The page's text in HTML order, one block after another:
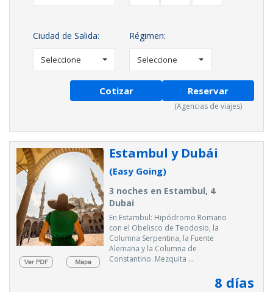
Ciudad de Salida:
Seleccione
Régimen:
Seleccione
Cotizar Reservar
(Agencias de viajes)
Estambul y Dubái
(Easy Going)
3 noches en Estambul, 4
Dubai
En Estambul: Hipódromo Romano
con el Obelisco de Teodosio, la
Columna Serpentina, la Fuente
Alemana y la Columna de
Constantino. Mezquita ...
8 días